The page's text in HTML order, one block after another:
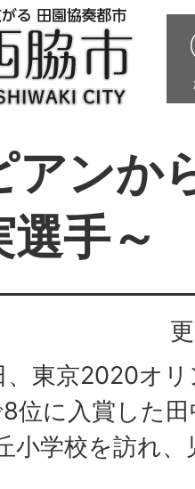
アンか
選手～
、東京2020オ
位に入賞した
小学校を訪れ